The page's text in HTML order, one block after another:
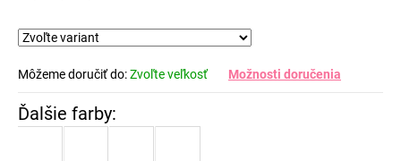
Môžeme doručiť do:Zvoľte veľkosť Možnosti doručenia